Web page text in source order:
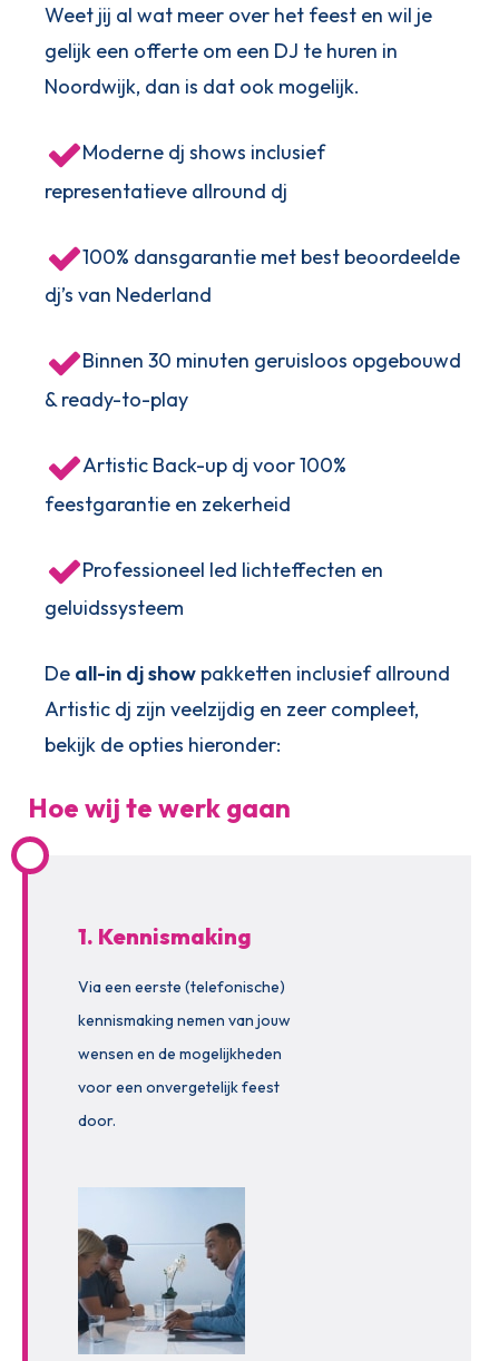
Weet jij al wat meer over het feest en wil je
gelijk een offerte om een DJ te huren in
Noordwijk, dan is dat ook mogelijk.
Moderne dj shows inclusief
representatieve allround dj
100% dansgarantie met best beoordeelde
dj’s van Nederland
Binnen 30 minuten geruisloos opgebouwd
& ready-to-play
Artistic Back-up dj voor 100%
feestgarantie en zekerheid
Professioneel led lichteffecten en
geluidssysteem
De all-in dj show pakketten inclusief allround
Artistic dj zijn veelzijdig en zeer compleet,
bekijk de opties hieronder:
Hoe wij te werk gaan
1. Kennismaking
Via een eerste (telefonische)
kennismaking nemen van jouw
wensen en de mogelijkheden
voor een onvergetelijk feest
door.